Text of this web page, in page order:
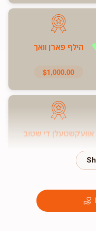
הילף פארן וואך
$1,000.00
אוועקשטעלן די שטוב